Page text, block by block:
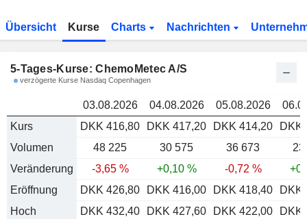
Übersicht Kurse Charts Nachrichten
5-Tages-Kurse: ChemoMetec A/S
verzögerte Kurse Nasdaq Copenhagen
03.08.2026 04.08.2026 05.08.2026
Kurs
DKK 416,80 DKK 417,20 DKK 414,20
DKK
Volumen
48 225 30 575 36 673
Veränderung
-3,65 % +0,10 % -0,72 %
Eröffnung
DKK 426,80 DKK 416,00 DKK 418,40
DKK
Hoch
DKK 432,40 DKK 427,60 DKK 422,00
DKK